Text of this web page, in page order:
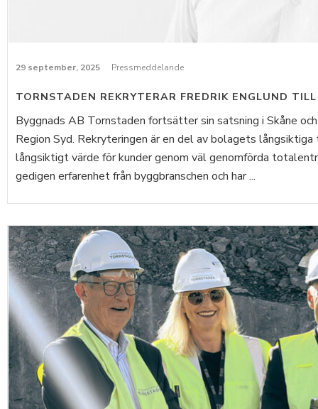
29 september, 2025 Pressmeddelande
TORNSTADEN REKRYTERAR FREDRIK ENGLUND
Byggnads AB Tornstaden fortsätter sin satsning i Skåne
Region Syd. Rekryteringen är en del av bolagets
långsiktigt värde för kunder genom väl genomförda
gedigen erfarenhet från byggbranschen och har ...